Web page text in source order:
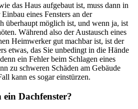
das Haus aufgebaut ist, muss dann in
eines Fensters an der
überhaupt möglich ist, und wenn ja, ist
Während also der Austausch eines
Heimwerker gut machbar ist, ist der
etwas, das Sie unbedingt in die Hände
ein Fehler beim Schlagen eines
zu schweren Schäden am Gebäude
kann es sogar einstürzen.
Dachfenster?